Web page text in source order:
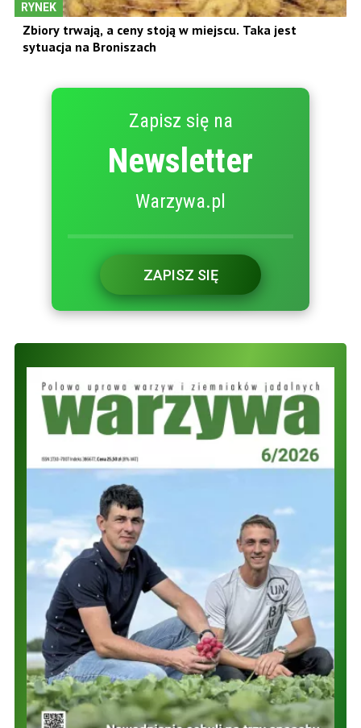
RYNEK
Zbiory trwają, a ceny stoją w miejscu. Taka jest
sytuacja na Broniszach
Zapisz się na
Newsletter
Warzywa.pl
ZAPISZ SIĘ